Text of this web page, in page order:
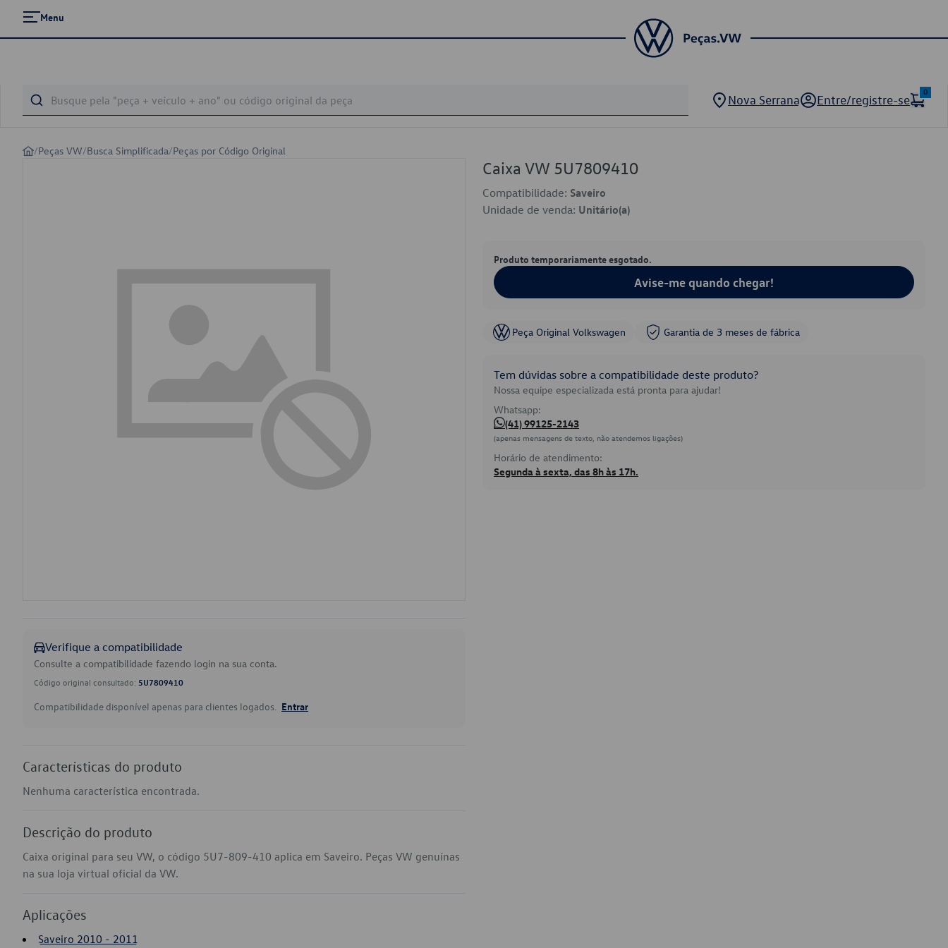
Menu
Nova Serrana Entre/registre-se
0
/Peças VW/Busca Simplificada/Peças por Código Original
Verifique a compatibilidade
Consulte a compatibilidade fazendo login na sua conta.
Código original consultado: 5U7809410
Compatibilidade disponível apenas para clientes logados. Entrar
Características do produto
Nenhuma característica encontrada.
Descrição do produto
Caixa original para seu VW, o código 5U7-809-410 aplica em Saveiro. Peças VW genuínas
na sua loja virtual oficial da VW.
Aplicações
Saveiro 2010 - 2011
Caixa VW 5U7809410
Compatibilidade: Saveiro
Unidade de venda: Unitário(a)
Produto temporariamente esgotado.
Avise-me quando chegar!
Peça Original Volkswagen Garantia de 3 meses de fábrica
Tem dúvidas sobre a compatibilidade deste produto?
Nossa equipe especializada está pronta para ajudar!
Whatsapp:
(41) 99125-2143
(apenas mensagens de texto, não atendemos ligações)
Horário de atendimento:
Segunda à sexta, das 8h às 17h.